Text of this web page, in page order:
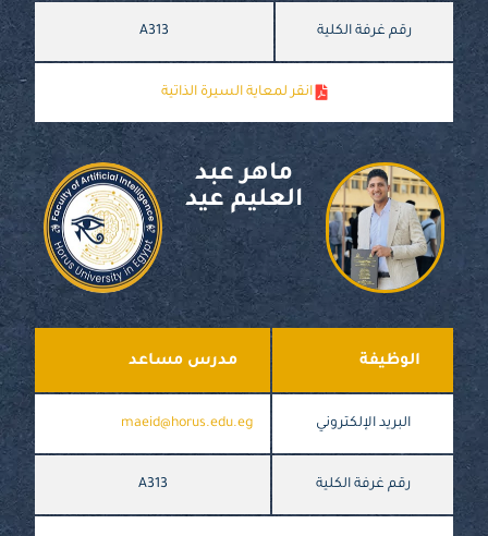
رقم غرفة الكلية A313
انقر لمعاية السيرة الذاتية
ماهر عبد
العليم عيد
الوظيفة مدرس مساعد
البريد الإلكتروني maeid@horus.edu.eg
رقم غرفة الكلية A313